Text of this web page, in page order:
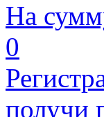
На
0
получи